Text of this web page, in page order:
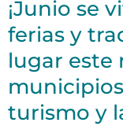
¡Junio se
ferias y
lugar este
turismo y